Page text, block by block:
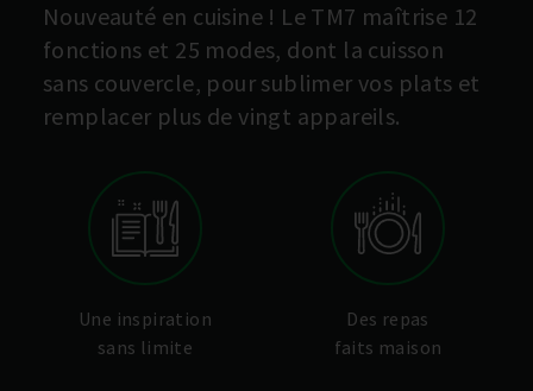
Nouveauté en cuisine ! Le TM7 maîtrise 12
fonctions et 25 modes, dont la cuisson
sans couvercle, pour sublimer vos plats et
remplacer plus de vingt appareils.
Une inspiration
sans limite
Des repas
faits maison